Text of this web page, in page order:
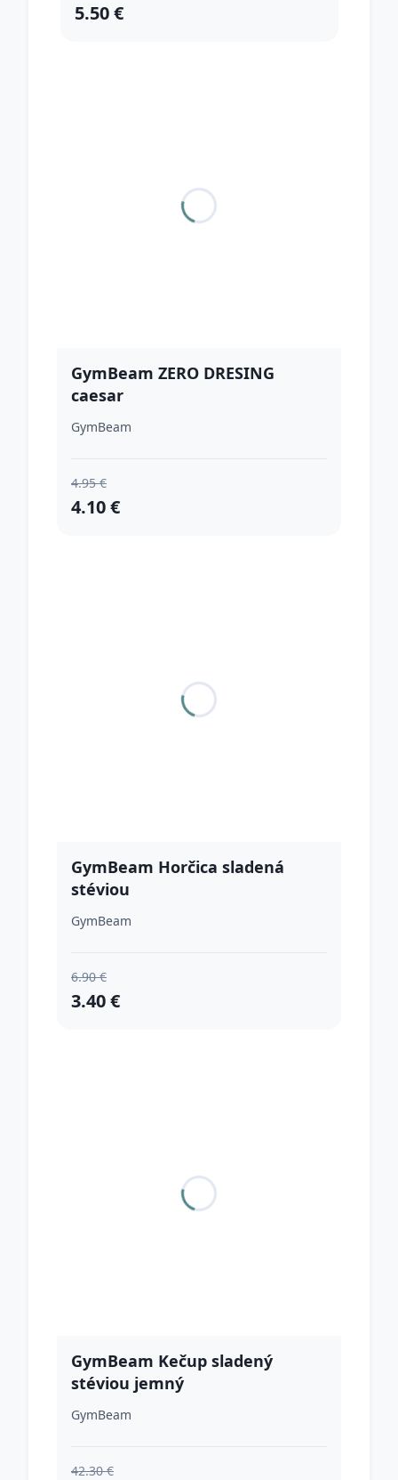
5.50 €
GymBeam ZERO DRESING
caesar
GymBeam
4.95 €
4.10 €
GymBeam Horčica sladená
stéviou
GymBeam
6.90 €
3.40 €
GymBeam Kečup sladený
stéviou jemný
GymBeam
42.30 €